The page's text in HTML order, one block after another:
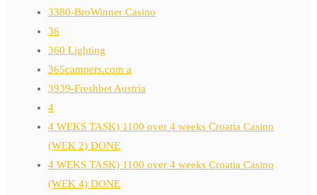
3380-BroWinner Casino
36
360 Lighting
365campers.com a
3939-Freshbet Austria
4
4 WEKS TASK) 1100 over 4 weeks Croatia Casino
(WEK 2) DONE
4 WEKS TASK) 1100 over 4 weeks Croatia Casino
(WEK 4) DONE